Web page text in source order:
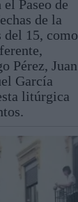
Paseo de
de la
del 15, como
Pérez, Juan
García
litúrgica